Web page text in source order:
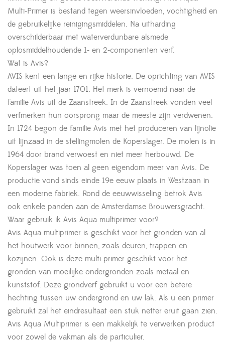
Multi-Primer is bestand tegen weersinvloeden, vochtigheid en
de gebruikelijke reinigingsmiddelen. Na uitharding
overschilderbaar met waterverdunbare alsmede
oplosmiddelhoudende 1- en 2-componenten verf.
Wat is Avis?
AVIS kent een lange en rijke historie. De oprichting van AVIS
dateert uit het jaar 1701. Het merk is vernoemd naar de
familie Avis uit de Zaanstreek. In de Zaanstreek vonden veel
verfmerken hun oorsprong maar de meeste zijn verdwenen.
In 1724 begon de familie Avis met het produceren van lijnolie
uit lijnzaad in de stellingmolen de Koperslager. De molen is in
1964 door brand verwoest en niet meer herbouwd. De
Koperslager was toen al geen eigendom meer van Avis. De
productie vond sinds einde 19e eeuw plaats in Westzaan in
een moderne fabriek. Rond de eeuwwisseling betrok Avis
ook enkele panden aan de Amsterdamse Brouwersgracht.
Waar gebruik ik Avis Aqua multiprimer voor?
Avis Aqua multiprimer is geschikt voor het gronden van al
het houtwerk voor binnen, zoals deuren, trappen en
kozijnen. Ook is deze multi primer geschikt voor het
gronden van moeilijke ondergronden zoals metaal en
kunststof. Deze grondverf gebruikt u voor een betere
hechting tussen uw ondergrond en uw lak. Als u een primer
gebruikt zal het eindresultaat een stuk netter eruit gaan zien.
Avis Aqua Multiprimer is een makkelijk te verwerken product
voor zowel de vakman als de particulier.